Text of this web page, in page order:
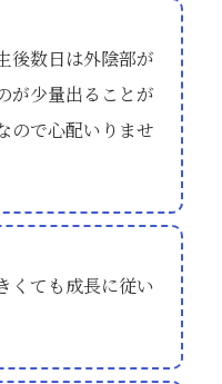
後数日は外陰部が
が少量出ることが
ので心配いりませ
くても成長に従い